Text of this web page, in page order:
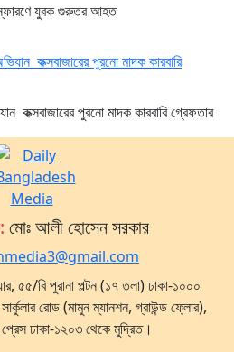
যুবক গুরুতর আহত
কক্সবাজারের পুরনো মাদক কারবারি গ্রেফতার
মোঃ আলী হোসেন সরকার
৫৫/বি পুরানা পল্টন (১৭ তলা) ঢাকা-১০০০
রোড (মামুন ম্যানশন, গ্রাউন্ড ফ্লোর),
প্রেস ঢাকা-১২০৩ থেকে মুদ্রিত।